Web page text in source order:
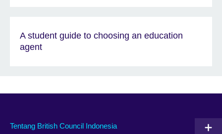
A student guide to choosing an education
agent
Tentang British Council Indonesia